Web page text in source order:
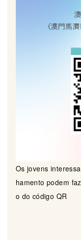
Os jovens
hamento podem
o do código QR